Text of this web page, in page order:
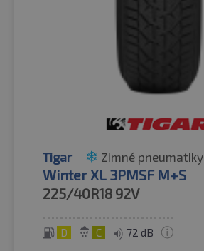
Tigar Zimné pneumatiky
Winter XL 3PMSF M+S
225/40R18 92V
D C 72 dB